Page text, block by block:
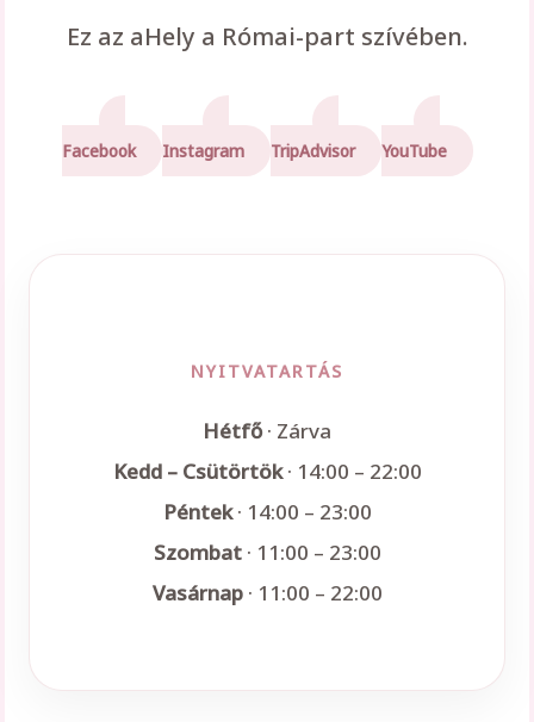
Ez az aHely a Római-part szívében.
Facebook Instagram TripAdvisor YouTube
NYITVATARTÁS
Hétfő· Zárva
Kedd – Csütörtök· 14:00 – 22:00
Péntek· 14:00 – 23:00
Szombat· 11:00 – 23:00
Vasárnap· 11:00 – 22:00